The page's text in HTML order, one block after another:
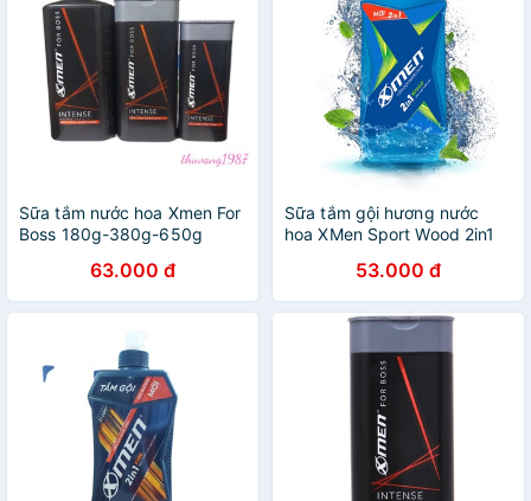
Sữa tắm nước hoa Xmen For
Boss 180g-380g-650g
63.000 đ
Sữa tắm gội hương nước
hoa XMen Sport Wood 2in1
53.000 đ